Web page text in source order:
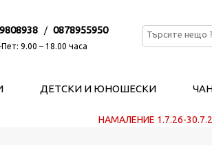
/ 0878955950
9.00 – 18.00 часа
ДЕТСКИ И ЮНОШЕСКИ
НАМАЛЕНИЕ 1.7.26-